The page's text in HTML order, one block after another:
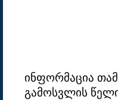
ინფორმაცია
გამოსვლის